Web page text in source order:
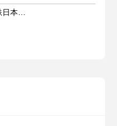
(1)長堀橋駅 (2)近鉄日本橋駅